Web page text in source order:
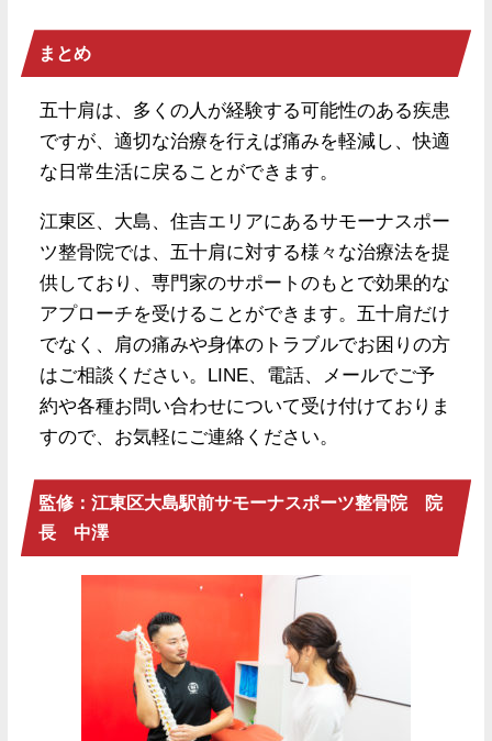
まとめ
五十肩は、多くの人が経験する可能性のある疾患
ですが、適切な治療を行えば痛みを軽減し、快適
な日常生活に戻ることができます。
江東区、大島、住吉エリアにあるサモーナスポー
ツ整骨院では、五十肩に対する様々な治療法を提
供しており、専門家のサポートのもとで効果的な
アプローチを受けることができます。五十肩だけ
でなく、肩の痛みや身体のトラブルでお困りの方
はご相談ください。LINE、電話、メールでご予
約や各種お問い合わせについて受け付けておりま
すので、お気軽にご連絡ください。
監修：江東区大島駅前サモーナスポーツ整骨院 院
長 中澤